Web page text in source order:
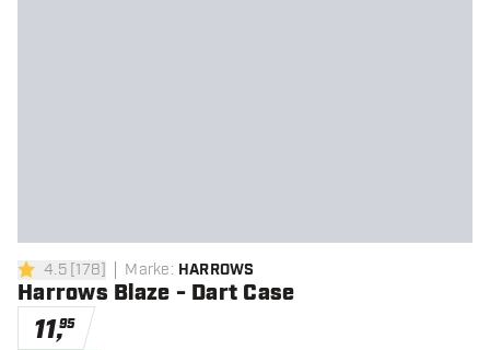
4.5 Bewertungssterne
4.5[178] Marke: HARROWS
Harrows Blaze - Dart Case
11,95